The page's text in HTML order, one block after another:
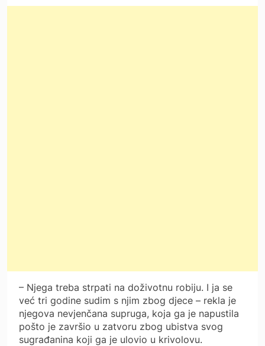
– Njega treba strpati na doživotnu robiju. I ja se
već tri godine sudim s njim zbog djece – rekla je
njegova nevjenčana supruga, koja ga je napustila
pošto je završio u zatvoru zbog ubistva svog
sugrađanina koji ga je ulovio u krivolovu.